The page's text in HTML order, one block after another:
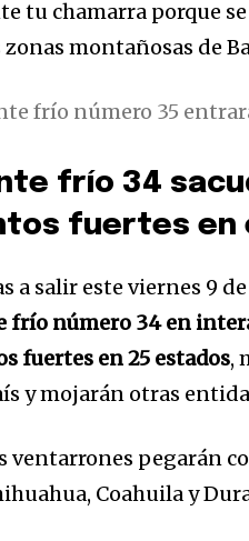
tu chamarra porque
zonas montañosas de
frío número 35
frío 34
fuertes en
a salir este viernes 9
frío número 34 en
fuertes en 25 estados,
y mojarán otras
ventarrones pegarán
Coahuila y